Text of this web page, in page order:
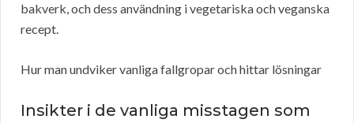
bakverk, och dess användning i vegetariska och veganska
recept.
Hur man undviker vanliga fallgropar och hittar lösningar
Insikter i de vanliga misstagen som